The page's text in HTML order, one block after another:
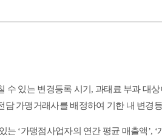
수 있는 변경등록 시기, 과태료 부과 대
담 가맹거래사를 배정하여 기한 내 변경
는 ‘가맹점사업자의 연간 평균 매출액’,